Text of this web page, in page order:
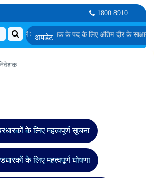
1800 8910
II में डेटा विश्लेषक के पद के लिए अंतिम दौर के साक्षात्कार के
के लिए महत्वपूर्ण सूचना
के लिए महत्वपूर्ण घोषणा